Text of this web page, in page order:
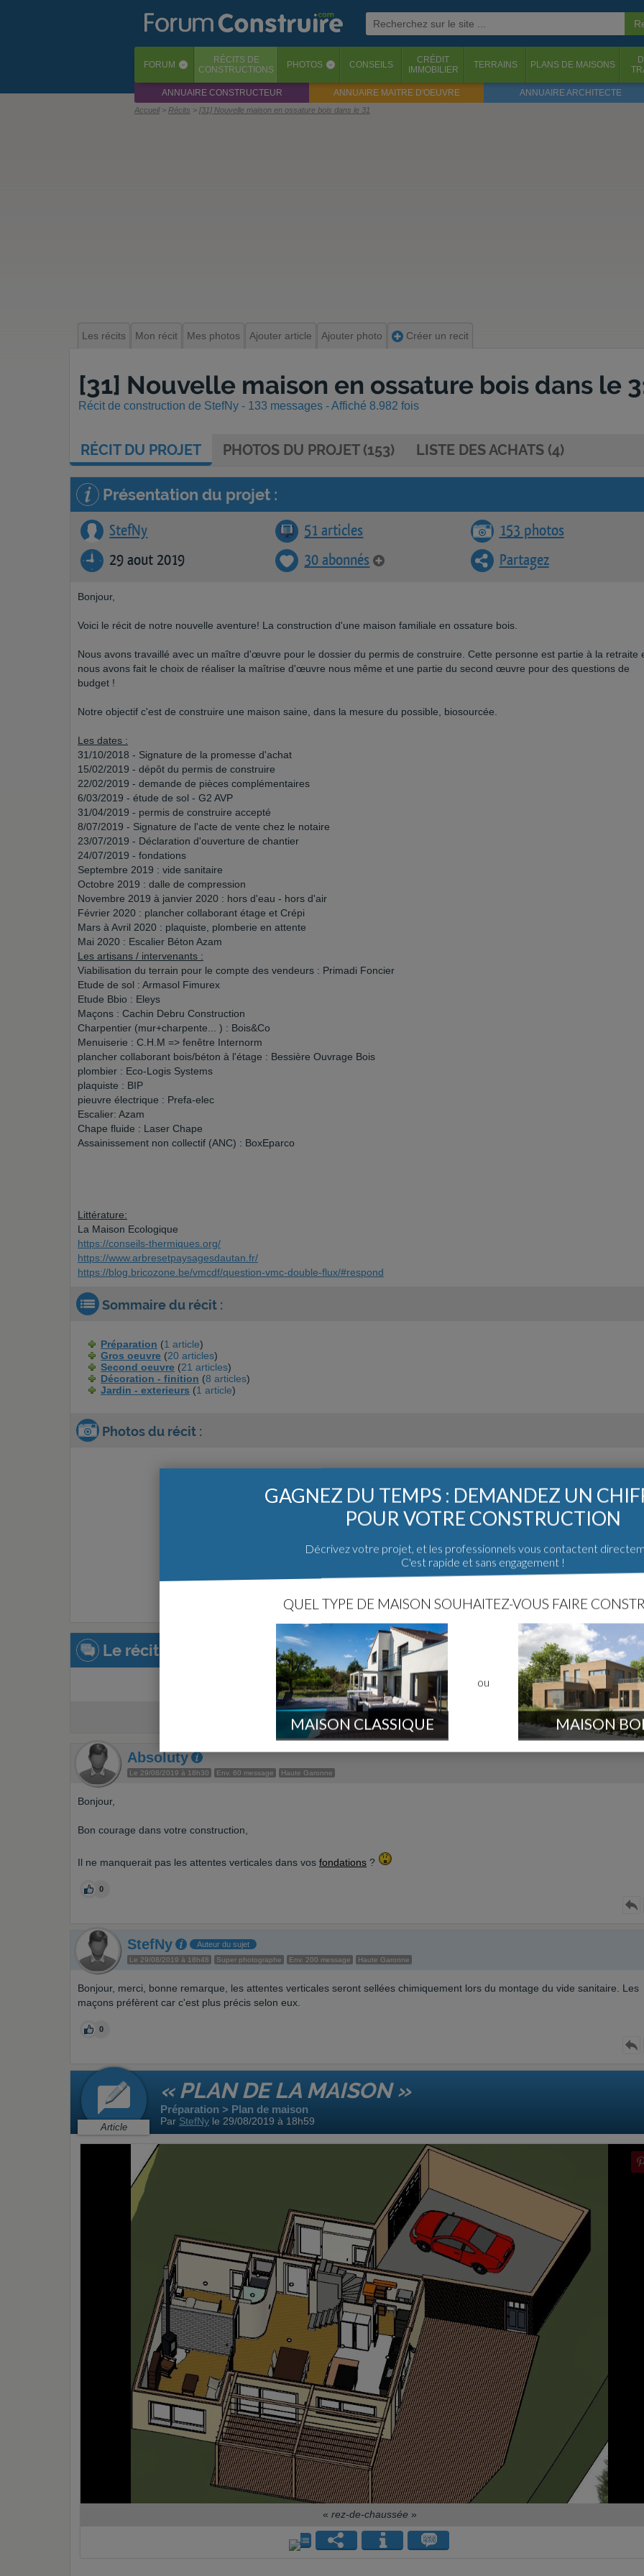
FORUM ‹ RÉCITS DE
CONSTRUCTIONS
PHOTOS ‹ CONSEILS
CRÉDIT
IMMOBILIER
TERRAINS PLANS DE MAISONS
ANNUAIRE CONSTRUCTEUR ANNUAIRE MAITRE D'OEUVRE ANNUAIRE ARCHITECTE
Accueil Récits [31] Nouvelle maison en ossature bois dans le 31
Les récits Mon récit Mes photos Ajouter article Ajouter photo Créer un recit
[31] Nouvelle maison en ossature bois dans le
Récit de construction de StefNy - 133 messages - Affiché 8.982 fois
RÉCITDU PROJET PHOTOS DU PROJET (153) LISTE DES ACHATS (4)
Présentation du projet :
StefNy 51 articles
153 photos
29 aout 2019
30 abonnés Partagez
Bonjour,
Voici le récit de notre nouvelle aventure! La construction d'une maison familiale en ossature bois.
Nous avons travaillé avec un maître d'œuvre pour le dossier du permis de construire. Cette personne est partie à la retraite
nous avons fait le choix de réaliser la maîtrise d'œuvre nous même et une partie du second œuvre pour des questions de
budget !
Notre objectif c'est de construire une maison saine, dans la mesure du possible, biosourcée.
Les dates :
31/10/2018 - Signature de la promesse d'achat
15/02/2019 - dépôt du permis de construire
22/02/2019 - demande de pièces complémentaires
6/03/2019 - étude de sol - G2 AVP
31/04/2019 - permis de construire accepté
8/07/2019 - Signature de l'acte de vente chez le notaire
23/07/2019 - Déclaration d'ouverture de chantier
24/07/2019 - fondations
Septembre 2019 : vide sanitaire
Octobre 2019 : dalle de compression
Novembre 2019 à janvier 2020 : hors d'eau - hors d'air
Février 2020 : plancher collaborant étage et Crépi
Mars à Avril 2020 : plaquiste, plomberie en attente
Mai 2020 : Escalier Béton Azam
Les artisans / intervenants :
Viabilisation du terrain pour le compte des vendeurs : Primadi Foncier
Etude de sol : Armasol Fimurex
Etude Bbio : Eleys
Maçons : Cachin Debru Construction
Charpentier (mur+charpente... ) : Bois&Co
Menuiserie : C.H.M => fenêtre Internorm
plancher collaborant bois/béton à l'étage : Bessière Ouvrage Bois
plombier : Eco-Logis Systems
plaquiste : BIP
pieuvre électrique : Prefa-elec
Escalier: Azam
Chape fluide : Laser Chape
Assainissement non collectif (ANC) : BoxEparco
Littérature:
La Maison Ecologique
https://conseils-thermiques.org/
https://www.arbresetpaysagesdautan.fr/
https://blog.bricozone.be/vmcdf/question-vmc-double-flux/#respond
Sommaire du récit :
Préparation (1 article)
Gros oeuvre (20 articles)
Second oeuvre (21 articles)
Décoration - finition (8 articles)
Jardin - exterieurs (1 article)
Photos du récit :
Option de lecture :
Le récit de la construction :
Page 1 sur 3 >>
Créer un récit de construction Poster un message
Absoluty
Le 29/08/2019 à 18h30 Env. 60 message Haute Garonne
Bonjour,
Bon courage dans votre construction,
Il ne manquerait pas les attentes verticales dans vos fondations ?
0
StefNy Auteur du sujet
Le 29/08/2019 à 18h48 Super photographe Env. 200 message Haute Garonne
Bonjour, merci, bonne remarque, les attentes verticales seront sellées chimiquement lors du montage du vide sanitaire. Les
maçons préfèrent car c'est plus précis selon eux.
0
Article
« PLAN DE LA MAISON »
Préparation > Plan de maison
Par StefNy le 29/08/2019 à 18h59
« rez-de-chaussée »
GAGNEZ DU TEMPS : DEMANDEZ UN
POUR VOTRE CONSTRUCTION
Décrivez votre projet, et les professionnels vous contactent
C'est rapide et sans engagement !
QUEL TYPE DE MAISON SOUHAITEZ-VOUS FAIRE
MAISON CLASSIQUE
ou
MAISON